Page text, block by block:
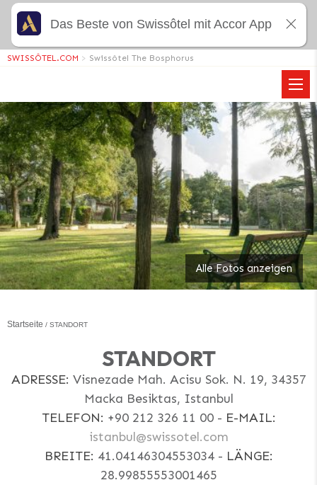
Alle Fotos anzeigen
Startseite STANDORT
STANDORT
ADRESSE: Visnezade Mah. Acisu Sok. N. 19, 34357
Macka Besiktas, Istanbul
TELEFON: +90 212 326 11 00- E-MAIL:
istanbul@swissotel.com
BREITE: 41.04146304553034- LÄNGE:
28.99855553001465
SWISSÔTEL.COM > Swissôtel The Bosphorus
Das Beste von Swissôtel mit Accor App